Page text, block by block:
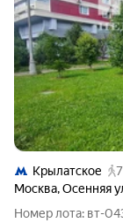
Крылатское
Москва,Осенняя
Номер лота: вт-